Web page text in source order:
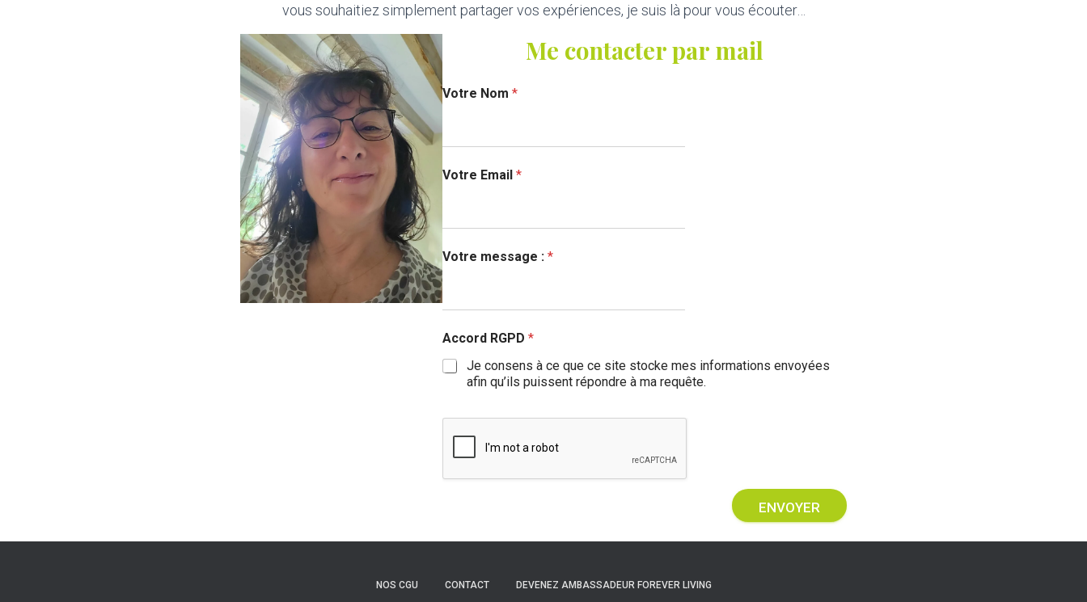
vous souhaitiez simplement partager vos expériences, je suis là pour vous écouter…
Me contacter par mail
Votre Nom *
Votre Email *
Votre message : *
Accord RGPD *
Je consens à ce que ce site stocke mes informations envoyées
afin qu’ils puissent répondre à ma requête.
ENVOYER
NOS CGU CONTACT DEVENEZ AMBASSADEUR FOREVER LIVING